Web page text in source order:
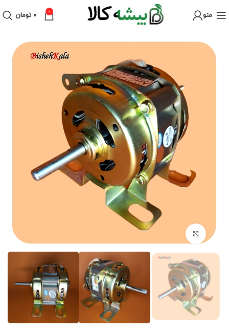
منو 0 ۰ تومان
برای بزرگنمایی کلیک کنید